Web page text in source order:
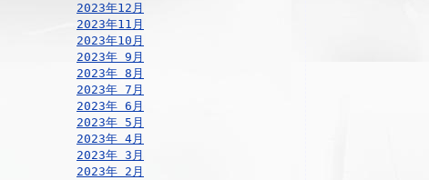
2023年12月
2023年11月
2023年10月
2023年 9月
2023年 8月
2023年 7月
2023年 6月
2023年 5月
2023年 4月
2023年 3月
2023年 2月